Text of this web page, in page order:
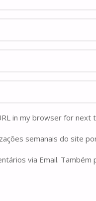
in my browser for next
semanais do site
via Email. Também